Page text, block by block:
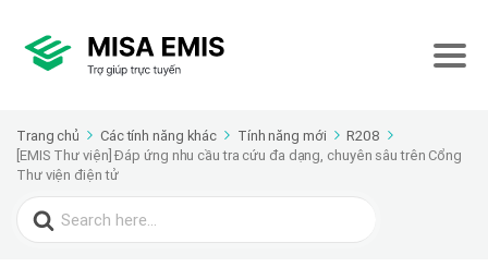
Trang chủ Các tính năng khác Tính năng mới
R208
[EMIS Thư viện] Đáp ứng nhu cầu tra cứu đa dạng, chuyên sâu trên Cổng
Thư viện điện tử
Search
for: